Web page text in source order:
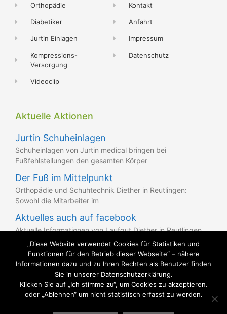
Orthopädie
Diabetiker
Jurtin Einlagen
Kompressions-
Versorgung
Videoclip
Kontakt
Anfahrt
Impressum
Datenschutz
Aktuelle Aktionen
Jurtin Schuheinlagen
Schuheinlagen von Jurtin medical bringen bei
Fußfehlstellungen den gesamten Körper
Der Fuß im Mittelpunkt
Orthopädie und Schuhtechnik Diether in Reutlingen:
Sowohl die Mitarbeiter im
Aktuelles auch auf facebook
Aktuelle Informationen von Laufgut Diether in Reutlingen
finden Sie auch
„Diese Website verwendet Cookies für Statistiken und
Funktionen für den Betrieb dieser Webseite“ – nähere
Informationen dazu und zu Ihren Rechten als Benutzer finden
Sie in unserer Datenschutzerklärung.
Klicken Sie auf „Ich stimme zu“, um Cookies zu akzeptieren.
oder „Ablehnen“ um nicht statistisch erfasst zu werden.